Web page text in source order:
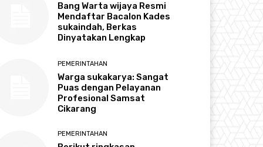
Bang Warta wijaya Resmi
Mendaftar Bacalon Kades
sukaindah, Berkas
Dinyatakan Lengkap
PEMERINTAHAN
Warga sukakarya: Sangat
Puas dengan Pelayanan
Profesional Samsat
Cikarang
PEMERINTAHAN